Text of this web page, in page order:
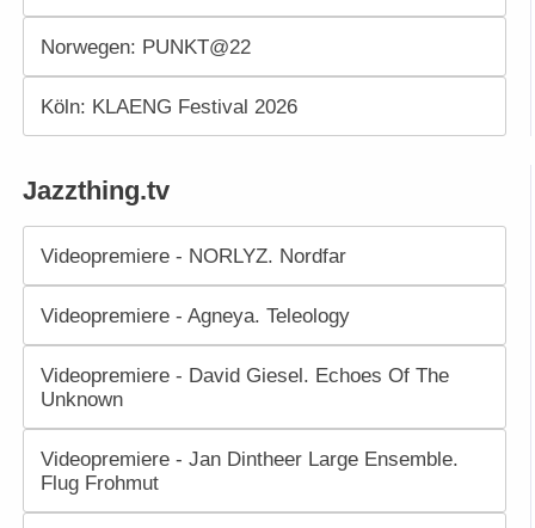
Norwegen: PUNKT@22
Köln: KLAENG Festival 2026
Jazzthing.tv
Videopremiere - NORLYZ. Nordfar
Videopremiere - Agneya. Teleology
Videopremiere - David Giesel. Echoes Of The
Unknown
Videopremiere - Jan Dintheer Large Ensemble.
Flug Frohmut